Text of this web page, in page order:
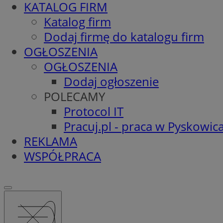
KATALOG FIRM
Katalog firm
Dodaj firmę do katalogu firm
OGŁOSZENIA
OGŁOSZENIA
Dodaj ogłoszenie
POLECAMY
Protocol IT
Pracuj.pl - praca w
REKLAMA
WSPÓŁPRACA